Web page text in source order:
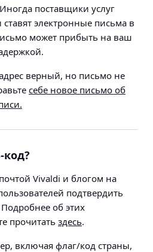
поставщики услуг
электронные письма в
может прибыть на ваш
верный, но письмо не
себе новое письмо об
код?
Vivaldi и блогом на
подтвердить
об этих
прочитать здесь.
включая флаг/код страны,